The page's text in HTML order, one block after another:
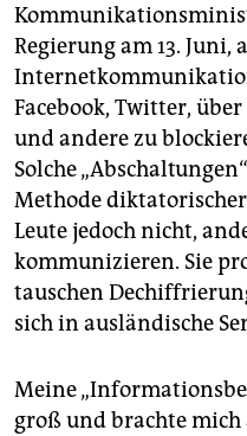
Regierung am 13.
Facebook, Twitter,
und andere zu
Solche
Methode
Leute jedoch nicht,
kommunizieren. Sie
tauschen
sich in ausländische
Meine
groß und brachte mich